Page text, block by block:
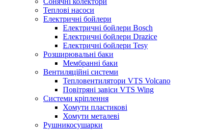
Теплові насоси
Електричні бойлери
Електричні бойлери Bosch
Електричні бойлери Drazice
Електричні бойлери Tesy
Розширювальні баки
Мембранні баки
Вентиляційні системи
Тепловентилятори VTS Volcano
Повітряні завіси VTS Wing
Системи кріплення
Хомути пластикові
Хомути металеві
Рушникосушарки